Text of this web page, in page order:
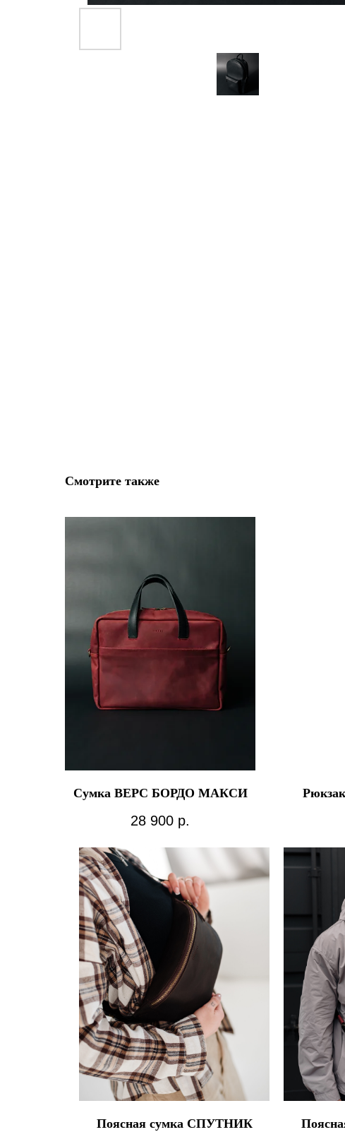
Смотрите также
Сумка ВЕРС БОРДО МАКСИ
28 900 р.
Поясная сумка СПУТНИК